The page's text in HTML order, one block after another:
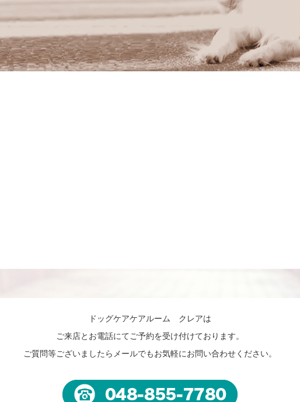
ドッグケアケアルーム クレアは
ご来店とお電話にてご予約を受け付けております。
ご質問等ございましたらメールでもお気軽にお問い合わせください。